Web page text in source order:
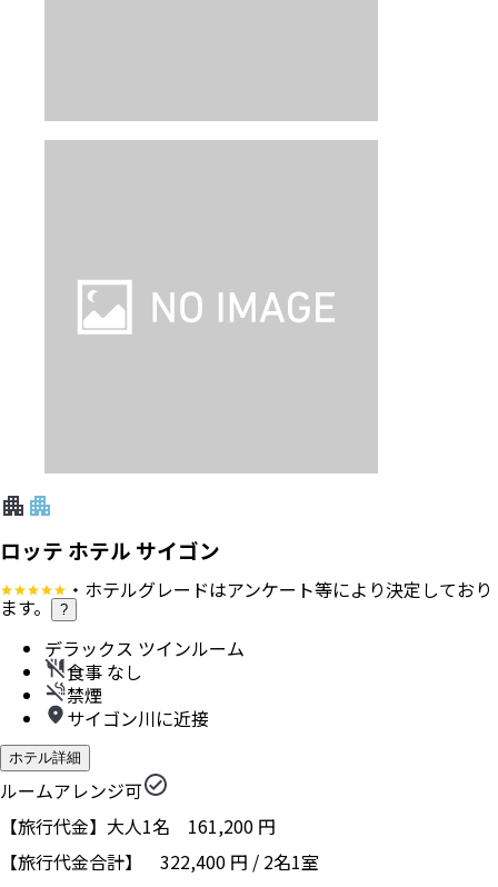
ロッテ ホテル サイゴン
・ホテルグレードはアンケート等により決定しており
ます。 ?
デラックス ツインルーム
食事 なし
禁煙
サイゴン川に近接
ホテル詳細
ルームアレンジ可
【旅行代金】大人1名 161,200 円
【旅行代金合計】 322,400 円 / 2名1室